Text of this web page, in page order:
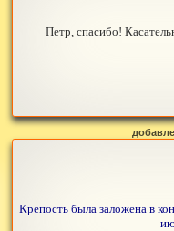
Петр, спасибо!
Крепость была заложена в